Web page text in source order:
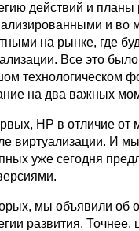
действий и планы
и во
на рынке, где
Все это
технологическом
на два важных
HP в отличие от
виртуализации. И
уже сегодня
мы объявили об
развития.